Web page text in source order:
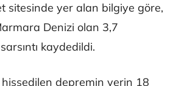
sitesinde yer alan bilgiye göre,
Denizi olan 3,7
kaydedildi.
hissedilen depremin yerin 18